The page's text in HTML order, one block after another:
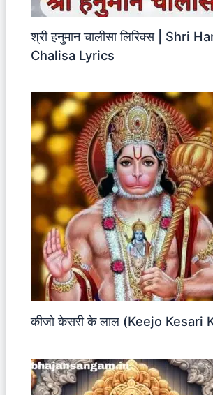
श्री हनुमान चालीसा लिरिक्स | Shri
Chalisa Lyrics
कीजो केसरी के लाल (Keejo Kesari